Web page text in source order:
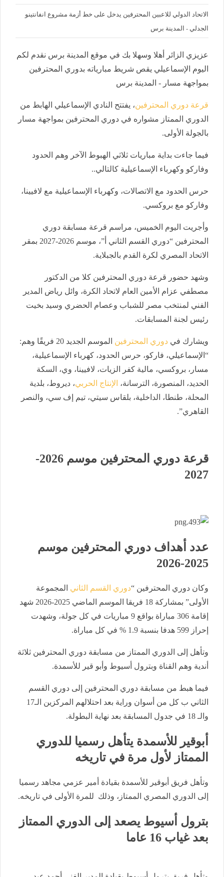
الاتحاد الدولي للاعبين المحترفين يدخل على خط أزمة مشروع انفانتينو
الجدلي - المدينة برس
عزيزي الزائر أهلا وسهلا بك في موقع المدينة برس نقدم لكم
اليوم الإسماعيلي يقص شريط مبارياته بدوري المحترفين
بمواجهة مسار - المدينة برس
قرعة دوري المحترفين، يفتتح النادي الإسماعيلي الهابط من
الدوري الممتاز مشواره في دوري المحترفين بمواجهة مسار
بالجولة الأولى.
فيما جاءت بداية مباريات ثلاثي الهبوط الآخر وهم الحدود
وفاركو وكهرباء الإسماعيلية كالتالي..
حرس الحدود مع الاتصالات، وكهرباء الإسماعيلية مع لافيينا،
وفاركو مع بروكسي.
وأجريت اليوم الخميس، مراسم قرعة مسابقة دوري
المحترفين “دوري القسم الثاني أ”، موسم 2026-2027 بمقر
الاتحاد المصري لكرة القدم بالجبلاية.
وشهد حضور قرعة دوري المحترفين كلا من الدكتور
مصطفي عزام الأمين العام لاتحاد الكرة، وائل رياض المدير
الفني لمنتخب مصر للشباب وعصام الحضري وسيد بخيت
رئيس لجنة المسابقات.
ويشارك في دوري المحترفين
الموسم الجديد 20 فريقًا وهم:
“الإسماعيلي، فاركو، حرس الحدود، كهرباء الإسماعيلية،
مسار، بروكسي، مالية كفر الزيات، لافيينا، وي، السكة
الحديد، المنصورة، الترسانة، الإنتاج الحربي، ديروط، بلدية
المحلة، طنطا، الداخلية، بلقاس سيتي، تيم إف سي، والنصر
القاهري”.
قرعة دوري المحترفين موسم 2026-
2027
عدد أهداف دوري المحترفين موسم
2025-2026
وكان دوري المحترفين “دوري القسم الثاني المجموعة
الأولى” بمشاركة 18 فريقا الموسم الماضي 2025-2026 شهد
إقامة 306 مباراة بواقع 9 مباريات في كل جولة، وشهدت
إحراز 599 هدفا بنسبة 1.9 % في كل مباراة.
وتأهل إلى الدوري الممتاز من مسابقة دوري المحترفين ثلاثة
أندية وهم القناة وبترول أسيوط وأبو قير للأسمدة.
فيما هبط من مسابقة دوري المحترفين إلى دوري القسم
الثاني ب كل من أسوان وراية بعد احتلالهم المركزين الـ17
والـ 18 في جدول المسابقة بعد نهاية البطولة.
أبوقير للأسمدة يتأهل رسميا للدوري
الممتاز لأول مرة في تاريخه
وتأهل فريق أبوقير للأسمدة بقيادة أمير عزمي مجاهد رسميا
إلى الدوري المصري الممتاز، وذلك للمرة الأولى في تاريخه.
بترول أسيوط يصعد إلى الدوري الممتاز
بعد غياب 16 عاما